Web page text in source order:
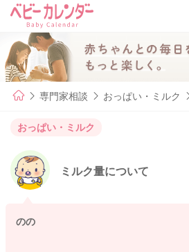
専門家相談 おっぱい・ミルク
おっぱい・ミルク
ミルク量について
のの